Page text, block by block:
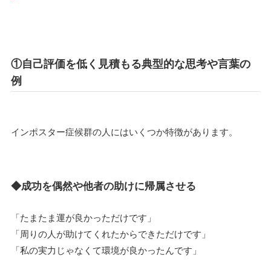
①自己評価を低く見積もる典型的な思考や言葉の
例
インポスター症候群の人にはいくつか特徴があります。
◆成功を偶然や他者の助けに帰属させる
「たまたま運が良かっただけです」
「周りの人が助けてくれたからできただけです」
「私の実力じゃなくて環境が良かったんです」